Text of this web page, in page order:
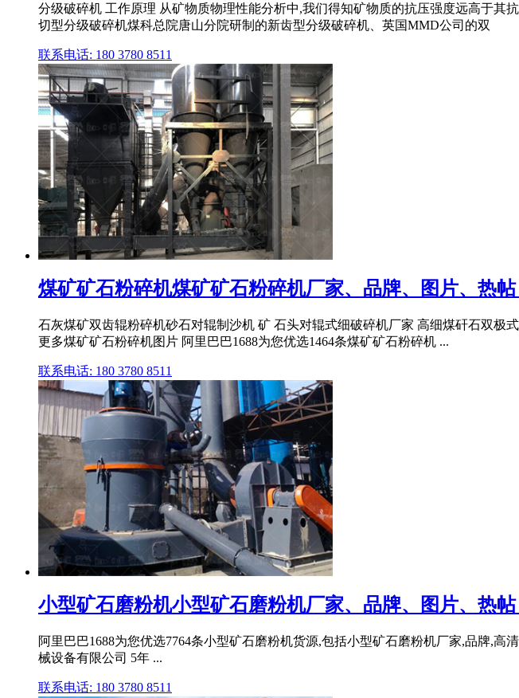
分级破碎机 工作原理 从矿物质物理性能分析中,我们得知矿物质的抗压强度远高于其
切型分级破碎机煤科总院唐山分院研制的新齿型分级破碎机、英国MMD公司的双
联系电话: 180 3780 8511
煤矿矿石粉碎机煤矿矿石粉碎机厂家、品牌、图片、热帖
石灰煤矿双齿辊粉碎机砂石对辊制沙机 矿 石头对辊式细破碎机厂家 高细煤矸石双极
更多煤矿矿石粉碎机图片 阿里巴巴1688为您优选1464条煤矿矿石粉碎机 ...
联系电话: 180 3780 8511
小型矿石磨粉机小型矿石磨粉机厂家、品牌、图片、热帖
阿里巴巴1688为您优选7764条小型矿石磨粉机货源,包括小型矿石磨粉机厂家,品牌,
械设备有限公司 5年 ...
联系电话: 180 3780 8511